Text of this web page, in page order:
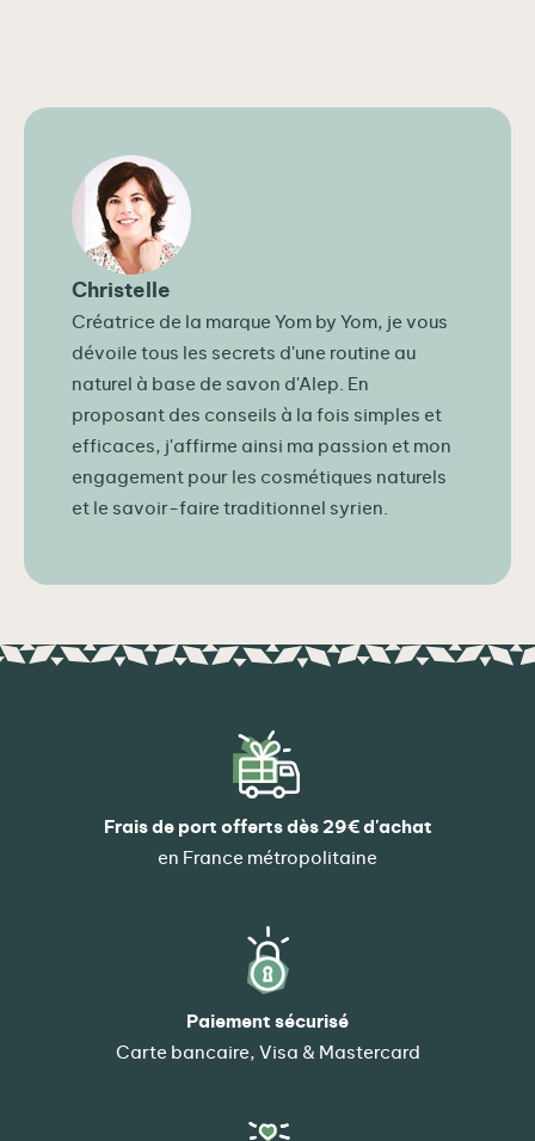
Christelle
Créatrice de la marque Yom by Yom, je vous
dévoile tous les secrets d'une routine au
naturel à base de savon d'Alep. En
proposant des conseils à la fois simples et
efficaces, j'affirme ainsi ma passion et mon
engagement pour les cosmétiques naturels
et le savoir-faire traditionnel syrien.
Frais de port offerts dès 29€ d'achat
en France métropolitaine
Paiement sécurisé
Carte bancaire, Visa & Mastercard